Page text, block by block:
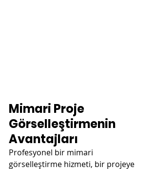
Mimari Proje
Görselleştirmenin
Avantajları
Profesyonel bir mimari
görselleştirme hizmeti, bir projeye